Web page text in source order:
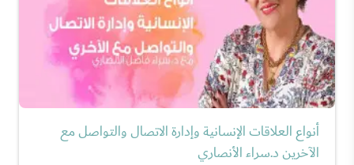
أنواع العلاقات الإنسانية وإدارة الاتصال والتواصل مع
الآخرين د.سراء الأنصاري